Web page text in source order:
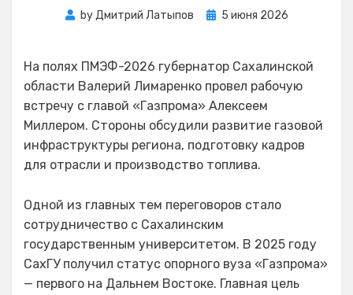
byДмитрий Латыпов
Posted
5 июня 2026
На полях ПМЭФ-2026 губернатор Сахалинской
области Валерий Лимаренко провел рабочую
встречу с главой «Газпрома» Алексеем
Миллером. Стороны обсудили развитие газовой
инфраструктуры региона, подготовку кадров
для отрасли и производство топлива.
Одной из главных тем переговоров стало
сотрудничество с Сахалинским
государственным университетом. В 2025 году
СахГУ получил статус опорного вуза «Газпрома»
— первого на Дальнем Востоке. Главная цель